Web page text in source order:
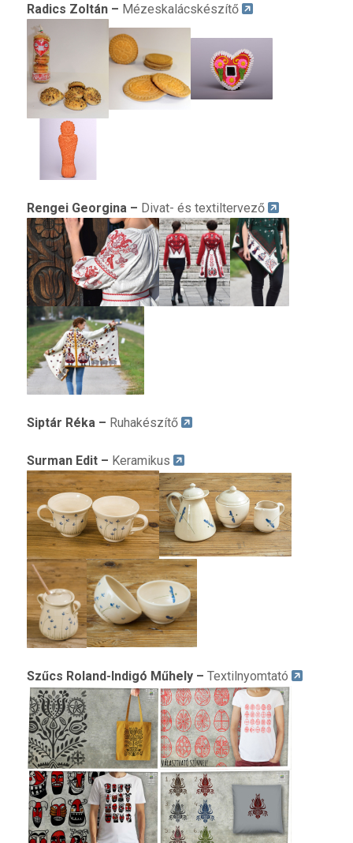
Radics Zoltán – Mézeskalácskészítő
Rengei Georgina – Divat- és textiltervező
Siptár Réka – Ruhakészítő
Surman Edit – Keramikus
Szűcs Roland-Indigó Műhely – Textilnyomtató